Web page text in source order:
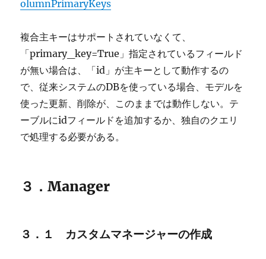
olumnPrimaryKeys
複合主キーはサポートされていなくて、
「primary_key=True」指定されているフィールド
が無い場合は、「id」が主キーとして動作するの
で、従来システムのDBを使っている場合、モデルを
使った更新、削除が、このままでは動作しない。テ
ーブルにidフィールドを追加するか、独自のクエリ
で処理する必要がある。
３．Manager
３．１ カスタムマネージャーの作成